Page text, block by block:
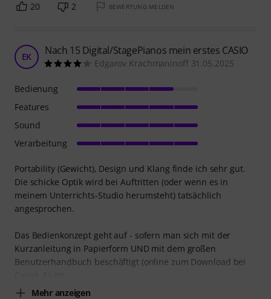
20 2 BEWERTUNG MELDEN
EK Nach 15 Digital/StagePianos mein erstes CASIO
Edgarov Krachmaninoff 31.05.2025
Portability (Gewicht), Design und Klang finde ich sehr gut.
Die schicke Optik wird bei Auftritten (oder wenn es in
meinem Unterrichts-Studio herumsteht) tatsächlich
angesprochen.
Das Bedienkonzept geht auf - sofern man sich mit der
Kurzanleitung in Papierform UND mit dem großen
Benutzerhandbuch beschäftigt (online zum Download bei
Mehr anzeigen
Bedienung
Features
Sound
Verarbeitung